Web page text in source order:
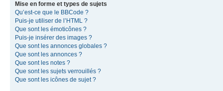
Mise en forme et types de sujets
Qu’est-ce que le BBCode ?
Puis-je utiliser de l’HTML ?
Que sont les émoticônes ?
Puis-je insérer des images ?
Que sont les annonces globales ?
Que sont les annonces ?
Que sont les notes ?
Que sont les sujets verrouillés ?
Que sont les icônes de sujet ?